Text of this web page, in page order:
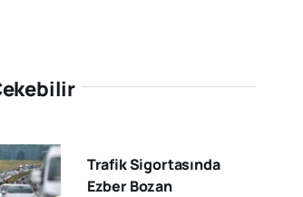
Trafik Sigortasında
Ezber Bozan